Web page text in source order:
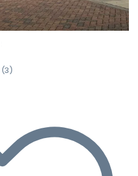
(3)